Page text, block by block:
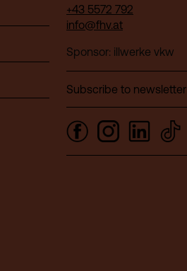
+43 5572 792
info@fhv.at
Sponsor: illwerke vkw
Subscribe to newsletter